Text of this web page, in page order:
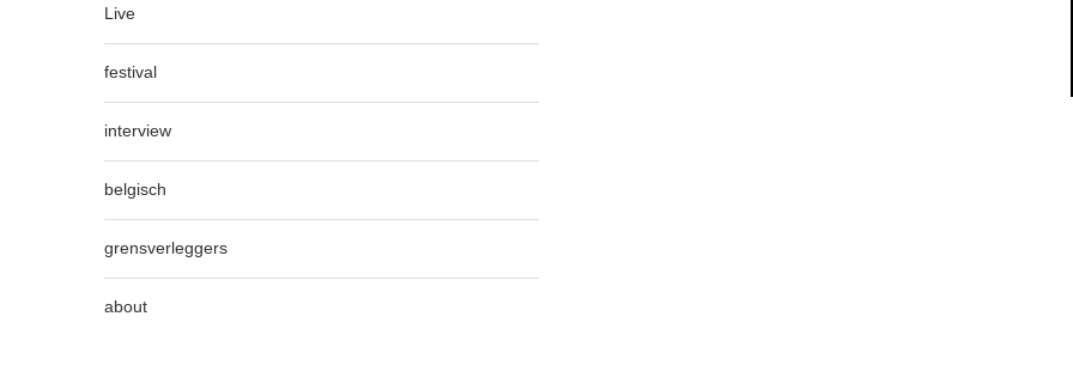
Live
festival
interview
belgisch
grensverleggers
about